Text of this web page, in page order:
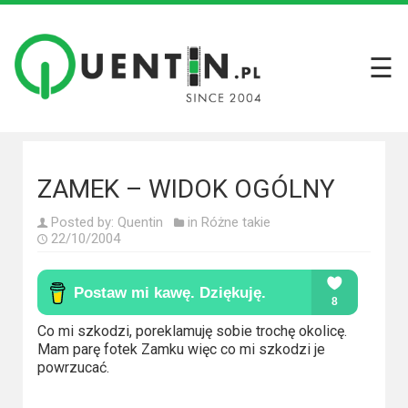
Filmy
Krótkie
recenzje
Seriale
Wszystkie
recenzje
seriali
☰
ZAMEK – WIDOK OGÓLNY
Posted by: Quentin in Różne takie
22/10/2004
Co mi szkodzi, poreklamuję sobie trochę okolicę.
Mam parę fotek Zamku więc co mi szkodzi je
powrzucać.